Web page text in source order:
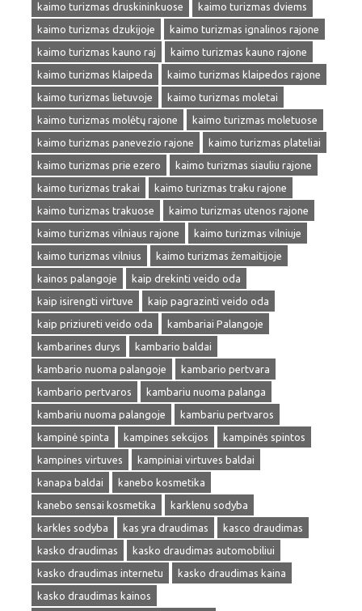
kaimo turizmas druskininkuose
kaimo turizmas dviems
kaimo turizmas dzukijoje
kaimo turizmas ignalinos rajone
kaimo turizmas kauno raj
kaimo turizmas kauno rajone
kaimo turizmas klaipeda
kaimo turizmas klaipedos rajone
kaimo turizmas lietuvoje
kaimo turizmas moletai
kaimo turizmas molėtų rajone
kaimo turizmas moletuose
kaimo turizmas panevezio rajone
kaimo turizmas plateliai
kaimo turizmas prie ezero
kaimo turizmas siauliu rajone
kaimo turizmas trakai
kaimo turizmas traku rajone
kaimo turizmas trakuose
kaimo turizmas utenos rajone
kaimo turizmas vilniaus rajone
kaimo turizmas vilniuje
kaimo turizmas vilnius
kaimo turizmas žemaitijoje
kainos palangoje
kaip drekinti veido oda
kaip isirengti virtuve
kaip pagrazinti veido oda
kaip priziureti veido oda
kambariai Palangoje
kambarines durys
kambario baldai
kambario nuoma palangoje
kambario pertvara
kambario pertvaros
kambariu nuoma palanga
kambariu nuoma palangoje
kambariu pertvaros
kampinė spinta
kampines sekcijos
kampinės spintos
kampines virtuves
kampiniai virtuves baldai
kanapa baldai
kanebo kosmetika
kanebo sensai kosmetika
karklenu sodyba
karkles sodyba
kas yra draudimas
kasco draudimas
kasko draudimas
kasko draudimas automobiliui
kasko draudimas internetu
kasko draudimas kaina
kasko draudimas kainos